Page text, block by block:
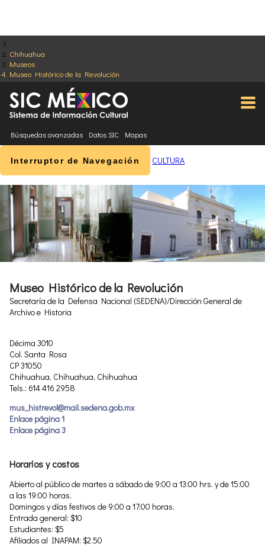
Chihuahua
Museos
Museo Histórico de la Revolución
Búsquedas avanzadas Datos SIC Mapas
Interruptor de Navegación CULTURA
Museo Histórico de la Revolución
Secretaría de la Defensa Nacional (SEDENA)/Dirección General de
Archivo e Historia
Décima 3010
Col. Santa Rosa
CP 31050
Chihuahua, Chihuahua, Chihuahua
Tels.: 614 416 2958
mus_histrevol@mail.sedena.gob.mx
Enlace página 1
Enlace página 3
Horarios y costos
Abierto al público de martes a sábado de 9:00 a 13:00 hrs. y de 15:00
a las 19:00 horas.
Domingos y días festivos de 9:00 a 17:00 horas.
Entrada general: $10
Estudiantes: $5
Afiliados al INAPAM: $2.50